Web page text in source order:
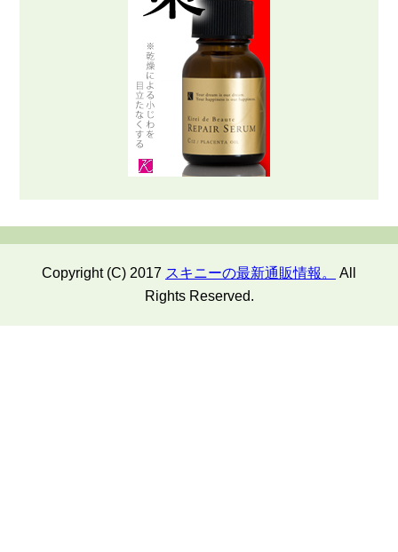
Copyright (C) 2017 スキニーの最新通販情報。
All
Rights Reserved.